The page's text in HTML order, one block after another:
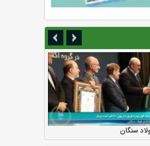
بالا رفتهمت می‌رسدسنگانبیمه گران ایران از
بیمه رازی
پلیس فتا به مشتریان بانک
از سرقت های مجازی